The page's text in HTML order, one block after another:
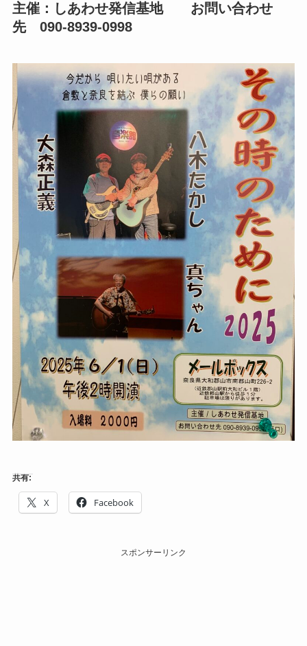
主催：しあわせ発信基地 お問い合わせ
先 090-8939-0998
共有:
X Facebook
スポンサーリンク